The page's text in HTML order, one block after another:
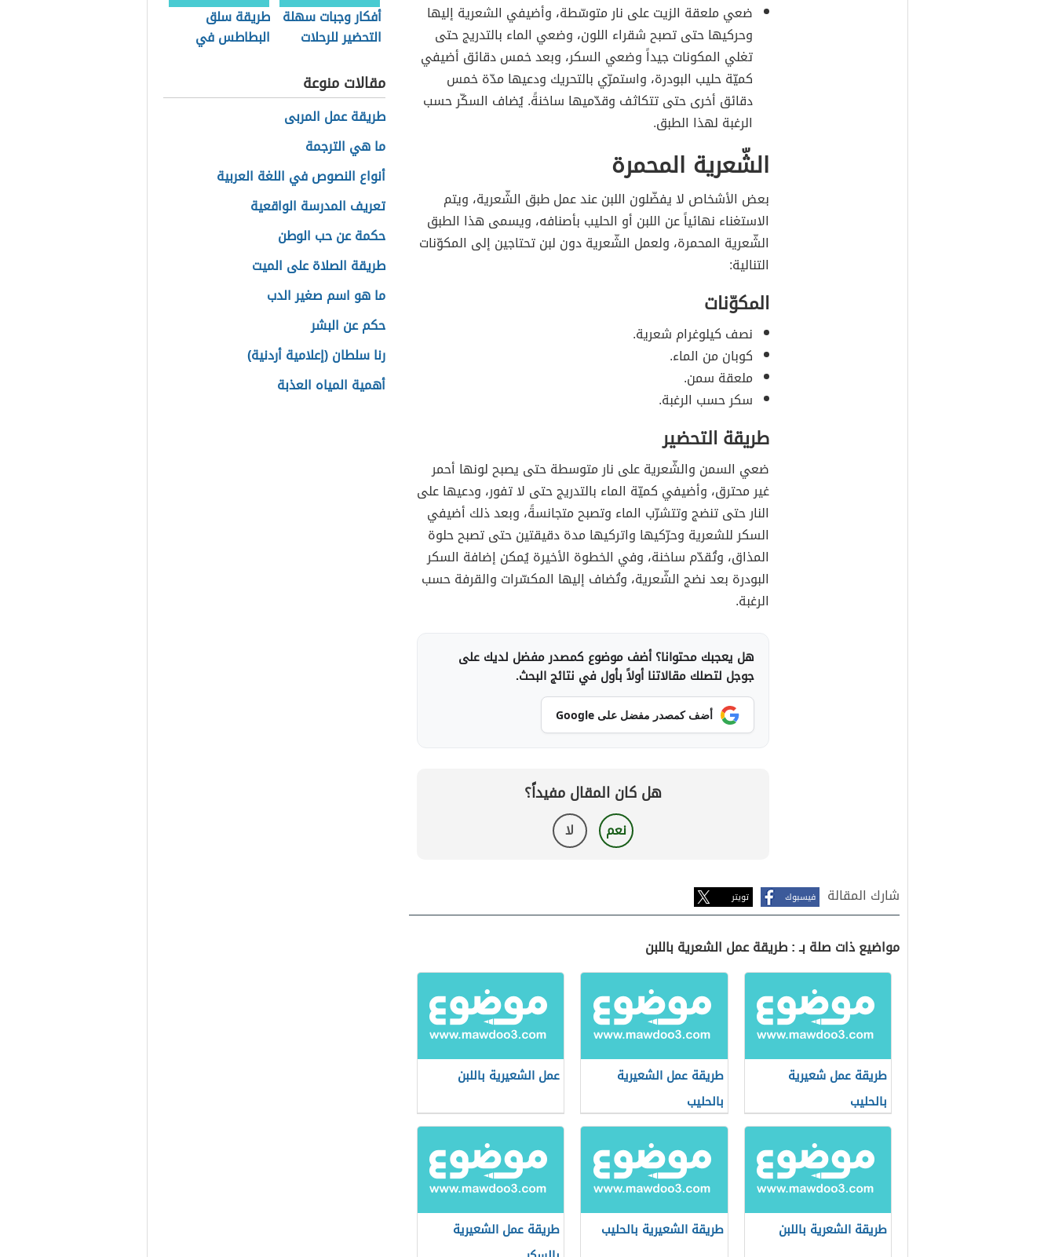
ضعي ملعقة الزيت على نار متوسّطة، وأضيفي الشعرية إليها
وحركيها حتى تصبح شقراء اللون، وضعي الماء بالتدريج حتى
تغلي المكونات جيداً وضعي السكر، وبعد خمس دقائق أضيفي
كميّة حليب البودرة، واستمرّي بالتحريك ودعيها مدّة خمس
دقائق أخرى حتى تتكاثف وقدّميها ساخنةً. يُضاف السكّر حسب
الرغبة لهذا الطبق.
الشّعرية المحمرة
بعض الأشخاص لا يفضّلون اللبن عند عمل طبق الشّعرية، ويتم
الاستغناء نهائياً عن اللبن أو الحليب بأصنافه، ويسمى هذا الطبق
الشّعرية المحمرة، ولعمل الشّعرية دون لبن تحتاجين إلى المكوّنات
التنالية:
المكوّنات
نصف كيلوغرام شعرية.
كوبان من الماء.
ملعقة سمن.
سكر حسب الرغبة.
طريقة التحضير
ضعي السمن والشّعرية على نار متوسطة حتى يصبح لونها أحمر
غير محترق، وأضيفي كميّة الماء بالتدريج حتى لا تفور، ودعيها على
النار حتى تنضج وتتشرّب الماء وتصبح متجانسةً، وبعد ذلك أضيفي
السكر للشعرية وحرّكيها واتركيها مدة دقيقتين حتى تصبح حلوة
المذاق، وتُقدّم ساخنة، وفي الخطوة الأخيرة يُمكن إضافة السكر
البودرة بعد نضج الشّعرية، وتُضاف إليها المكسّرات والقرفة حسب
الرغبة.
هل يعجبك محتوانا؟ أضف موضوع كمصدر مفضل لديك على
جوجل لتصلك مقالاتنا أولاً بأول في نتائج البحث.
أضف كمصدر مفضل على Google
هل كان المقال مفيداً؟
نعم لا
شارك المقالة فيسبوك تويتر
مواضيع ذات صلة بـ : طريقة عمل الشعرية باللبن
طريقة عمل شعيرية
بالحليب
طريقة عمل الشعيرية
بالحليب
عمل الشعيرية باللبن
طريقة الشعرية باللبن طريقة الشعيرية بالحليب
طريقة عمل الشعيرية
أفكار وجبات سهلة
التحضير للرحلات
طريقة سلق
البطاطس في
مقالات منوعة
طريقة عمل المربى
ما هي الترجمة
أنواع النصوص في اللغة العربية
تعريف المدرسة الواقعية
حكمة عن حب الوطن
طريقة الصلاة على الميت
ما هو اسم صغير الدب
حكم عن البشر
رنا سلطان (إعلامية أردنية)
أهمية المياه العذبة